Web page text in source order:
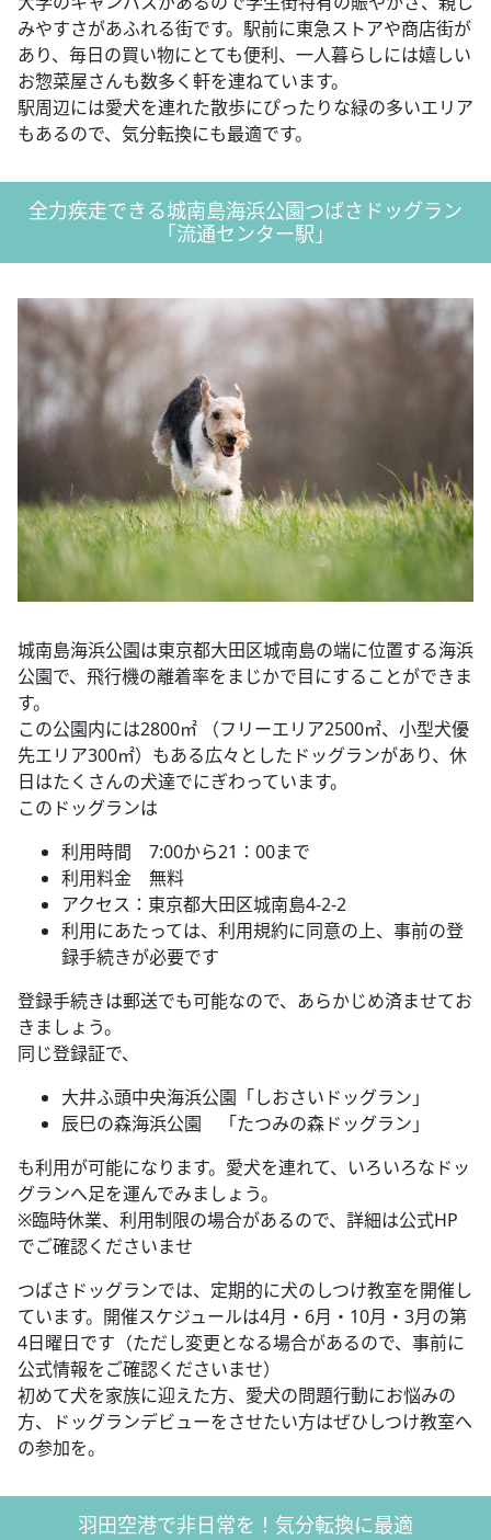
みやすさがあふれる街です。駅前に東急ストアや商店街が
あり、毎日の買い物にとても便利、一人暮らしには嬉しい
お惣菜屋さんも数多く軒を連ねています。
駅周辺には愛犬を連れた散歩にぴったりな緑の多いエリア
もあるので、気分転換にも最適です。
全力疾走できる城南島海浜公園つばさドッグラン
「流通センター駅」
城南島海浜公園は東京都大田区城南島の端に位置する海浜
公園で、飛行機の離着率をまじかで目にすることができま
す。
この公園内には2800㎡ （フリーエリア2500㎡、小型犬優
先エリア300㎡）もある広々としたドッグランがあり、休
日はたくさんの犬達でにぎわっています。
このドッグランは
利用時間 7:00から21：00まで
利用料金 無料
アクセス：東京都大田区城南島4-2-2
利用にあたっては、利用規約に同意の上、事前の登
録手続きが必要です
登録手続きは郵送でも可能なので、あらかじめ済ませてお
きましょう。
同じ登録証で、
大井ふ頭中央海浜公園「しおさいドッグラン」
辰巳の森海浜公園 「たつみの森ドッグラン」
も利用が可能になります。愛犬を連れて、いろいろなドッ
グランへ足を運んでみましょう。
※臨時休業、利用制限の場合があるので、詳細は公式HP
でご確認くださいませ
つばさドッグランでは、定期的に犬のしつけ教室を開催し
ています。開催スケジュールは4月・6月・10月・3月の第
4日曜日です（ただし変更となる場合があるので、事前に
公式情報をご確認くださいませ）
初めて犬を家族に迎えた方、愛犬の問題行動にお悩みの
方、ドッグランデビューをさせたい方はぜひしつけ教室へ
の参加を。
羽田空港で非日常を！気分転換に最適